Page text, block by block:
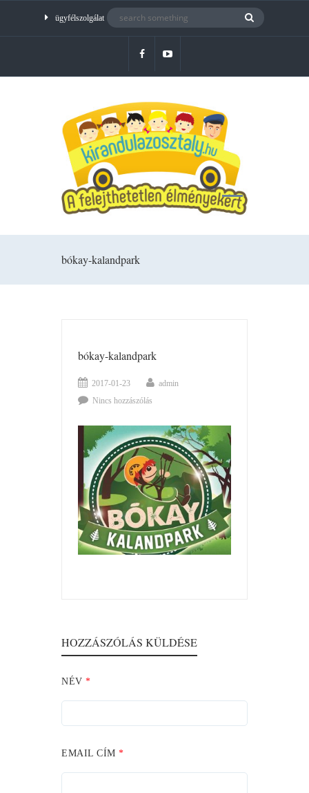
ügyfélszolgálat
bókay-kalandpark
bókay-kalandpark
2017-01-23
admin
Nincs hozzászólás
HOZZÁSZÓLÁS KÜLDÉSE
NÉV *
EMAIL CÍM *